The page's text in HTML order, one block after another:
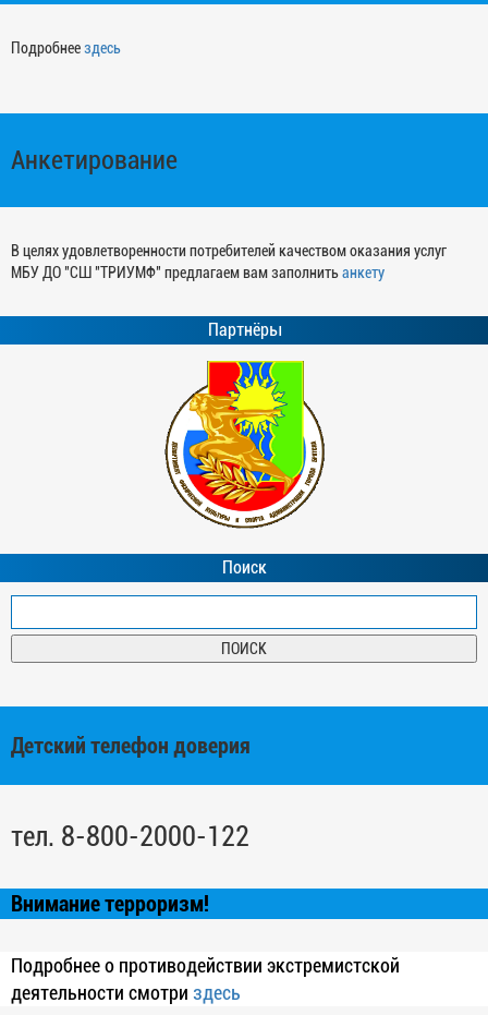
Подробнеездесь
Анкетирование
В целях удовлетворенности потребителей качеством оказания услуг
МБУ ДО "СШ "ТРИУМФ" предлагаем вам заполнитьанкету
Партнёры
Поиск
Детский телефон доверия
тел. 8-800-2000-122
Внимание терроризм!
Подробнее о противодействии экстремистской
деятельности смотри здесь